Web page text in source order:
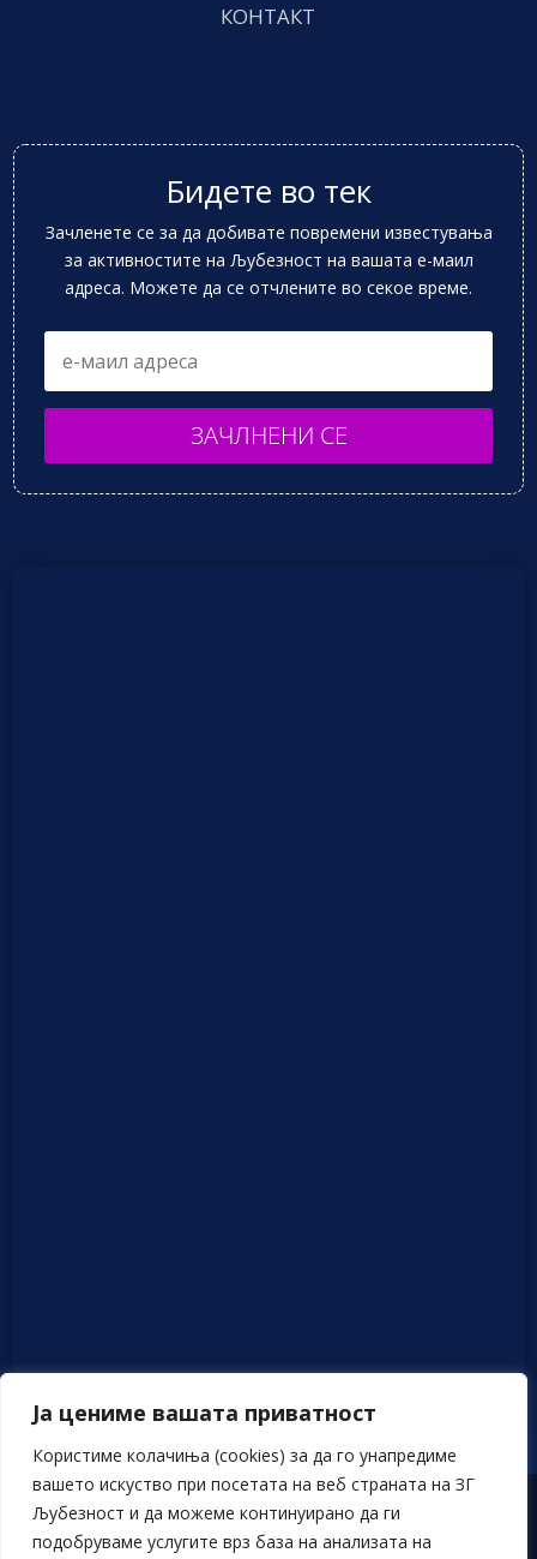
Ја цениме вашата приватност
Користиме колачиња (cookies) за да го унапредиме
вашето искуство при посетата на веб страната на ЗГ
Љубезност и да можеме континуирано да ги
подобруваме услугите врз база на анализата на
КОНТАКТ
Бидете во тек
Зачленете се за да добивате повремени известувања
за активностите на Љубезност на вашата е-маил
адреса. Можете да се отчлените во секое време.
ЗАЧЛНЕНИ СЕ
Политика на приватност